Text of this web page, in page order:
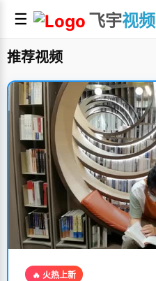
☰ 飞宇视频
推荐视频
🔥 火热上新